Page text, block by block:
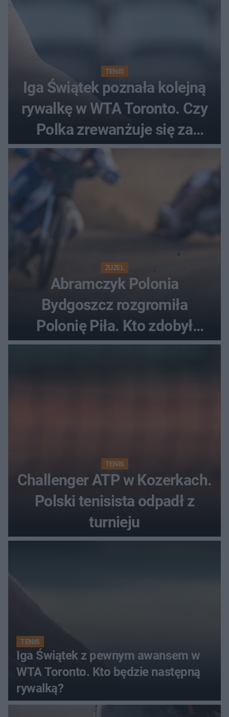
TENIS
Iga Świątek poznała kolejną
rywalkę w WTA Toronto. Czy
Polka zrewanżuje się za
ostatnią porażkę?
ŻUŻEL
Abramczyk Polonia
Bydgoszcz rozgromiła
Polonię Piła. Kto zdobył
najwięcej punktów?
TENIS
Challenger ATP w Kozerkach.
Polski tenisista odpadł z
turnieju
TENIS
Iga Świątek z pewnym awansem w
WTA Toronto. Kto będzie następną
rywalką?